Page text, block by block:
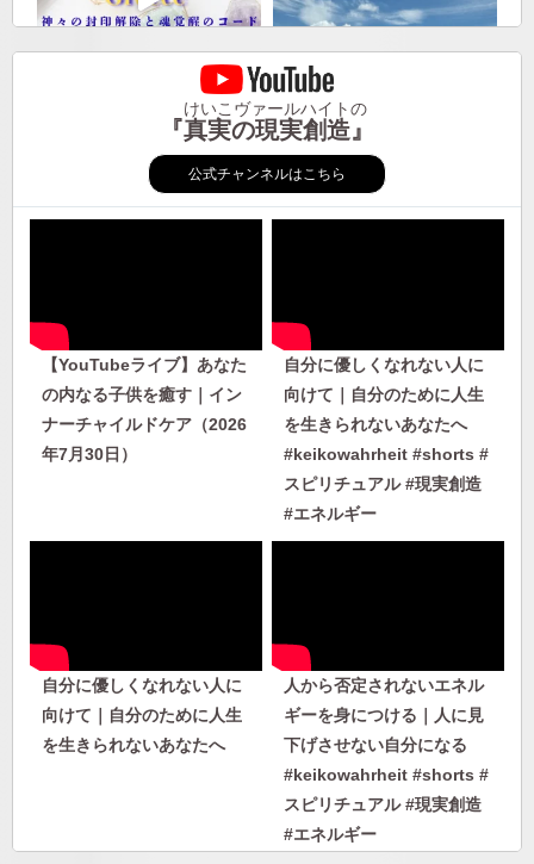
けいこヴァールハイトの
『真実の現実創造』
公式チャンネルはこちら
【YouTubeライブ】あなた
の内なる子供を癒す｜イン
ナーチャイルドケア（2026
年7月30日）
自分に優しくなれない人に
向けて｜自分のために人生
を生きられないあなたへ
#keikowahrheit #shorts #
スピリチュアル #現実創造
#エネルギー
自分に優しくなれない人に
向けて｜自分のために人生
を生きられないあなたへ
人から否定されないエネル
ギーを身につける｜人に見
下げさせない自分になる
#keikowahrheit #shorts #
スピリチュアル #現実創造
#エネルギー